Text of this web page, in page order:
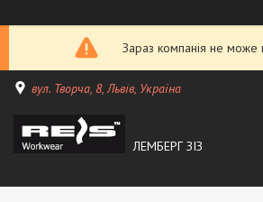
Зараз компанія не може
вул. Творча, 8, Львів, Україна
ЛЕМБЕРГ ЗІЗ